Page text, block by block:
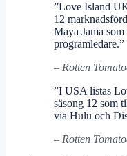
”Love Island
12
Maya Jama som
programledare.”
– Rotten
”I USA listas
säsong 12 som
via Hulu och
– Rotten